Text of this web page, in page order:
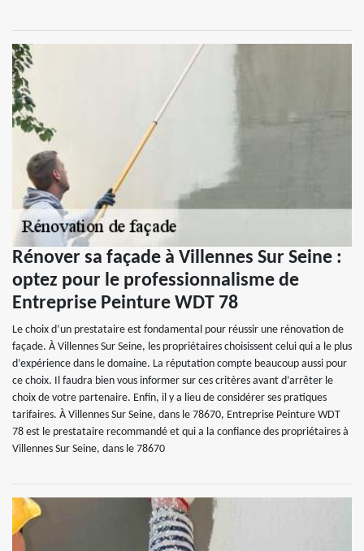
Rénover sa façade à Villennes Sur Seine :
optez pour le professionnalisme de
Entreprise Peinture WDT 78
Le choix d’un prestataire est fondamental pour réussir une rénovation de
façade. À Villennes Sur Seine, les propriétaires choisissent celui qui a le plus
d’expérience dans le domaine. La réputation compte beaucoup aussi pour
ce choix. Il faudra bien vous informer sur ces critères avant d’arrêter le
choix de votre partenaire. Enfin, il y a lieu de considérer ses pratiques
tarifaires. À Villennes Sur Seine, dans le 78670, Entreprise Peinture WDT
78 est le prestataire recommandé et qui a la confiance des propriétaires à
Villennes Sur Seine, dans le 78670